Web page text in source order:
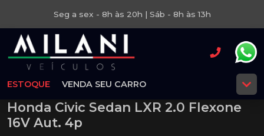
Seg a sex - 8h às 20h | Sáb - 8h às 13h
ESTOQUE VENDA SEU CARRO
Honda Civic Sedan LXR 2.0 Flexone
16V Aut. 4p